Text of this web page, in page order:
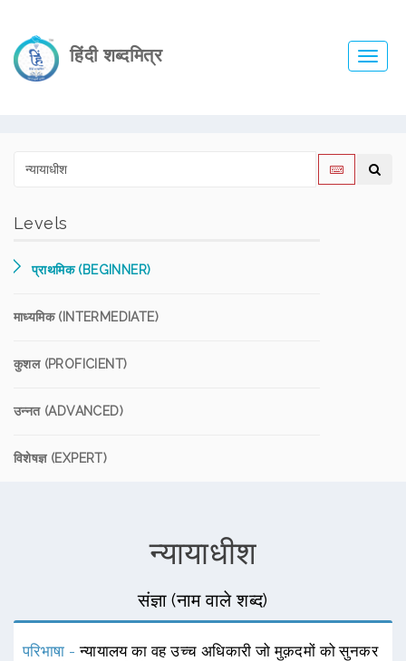
हिंदी शब्दमित्र
Levels
प्राथमिक (BEGINNER)
माध्यमिक (INTERMEDIATE)
कुशल (PROFICIENT)
उन्नत (ADVANCED)
विशेषज्ञ (EXPERT)
न्यायाधीश
संज्ञा (नाम वाले शब्द)
परिभाषा -न्यायालय का वह उच्च अधिकारी जो मुक़दमों को सुनकर